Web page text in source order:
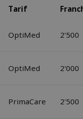
Tarif
OptiMed 2'500
OptiMed 2'000
PrimaCare 2'500